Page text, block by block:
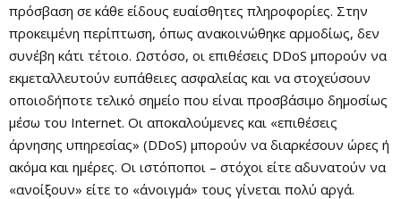
πρόσβαση σε κάθε είδους ευαίσθητες πληροφορίες. Στην
προκειμένη περίπτωση, όπως ανακοινώθηκε αρμοδίως, δεν
συνέβη κάτι τέτοιο. Ωστόσο, οι επιθέσεις DDoS μπορούν να
εκμεταλλευτούν ευπάθειες ασφαλείας και να στοχεύσουν
οποιοδήποτε τελικό σημείο που είναι προσβάσιμο δημοσίως
μέσω του Internet. Οι αποκαλούμενες και «επιθέσεις
άρνησης υπηρεσίας» (DDoS) μπορούν να διαρκέσουν ώρες ή
ακόμα και ημέρες. Οι ιστόποποι – στόχοι είτε αδυνατούν να
«ανοίξουν» είτε το «άνοιγμά» τους γίνεται πολύ αργά.